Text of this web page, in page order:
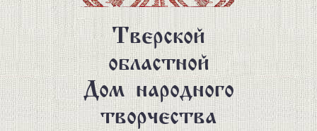
Тверской
областной
Дом народного
творчества